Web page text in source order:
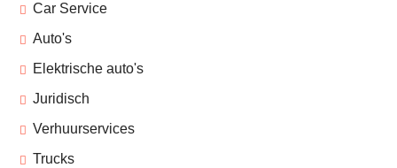
Car Service
Auto's
Elektrische auto's
Juridisch
Verhuurservices
Trucks